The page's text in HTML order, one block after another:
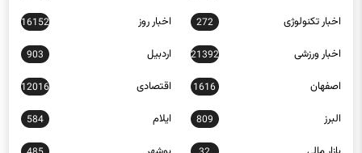
اخبار تکنولوژی 272 اخبار روز 16152
اخبار ورزشی 21392 اردبیل 903
اصفهان 1616 اقتصادی 12016
البرز 809 ایلام 584